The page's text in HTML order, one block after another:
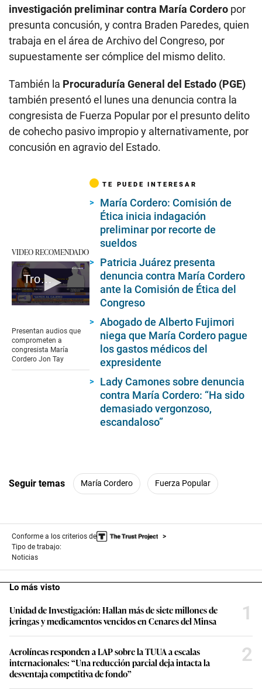
investigación preliminar contra María Cordero por
presunta concusión, y contra Braden Paredes, quien
trabaja en el área de Archivo del Congreso, por
supuestamente ser cómplice del mismo delito.
También la Procuraduría General del Estado (PGE)
también presentó el lunes una denuncia contra la
congresista de Fuerza Popular por el presunto delito
de cohecho pasivo impropio y alternativamente, por
concusión en agravio del Estado.
VIDEO RECOMENDADO
Trome | María Cordero Jon Tay audios
of
5
minutes,
0
Presentan audios que
comprometen a
congresista María
Cordero Jon Tay
TE PUEDE INTERESAR
María Cordero: Comisión de
Ética inicia indagación
preliminar por recorte de
sueldos
Patricia Juárez presenta
denuncia contra María Cordero
ante la Comisión de Ética del
Congreso
Abogado de Alberto Fujimori
niega que María Cordero pague
los gastos médicos del
expresidente
Lady Camones sobre denuncia
contra María Cordero: “Ha sido
demasiado vergonzoso,
escandaloso”
Seguir temas María Cordero Fuerza Popular
Conforme a los criterios de
Tipo de trabajo:
Noticias
Lo más visto
Unidad de Investigación: Hallan más de siete millones de
jeringas y medicamentos vencidos en Cenares del Minsa
1
Aerolíneas responden a LAP sobre la TUUA a escalas
internacionales: “Una reducción parcial deja intacta la
desventaja competitiva de fondo”
2